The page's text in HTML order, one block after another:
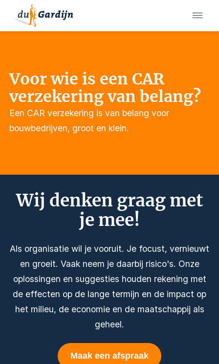
Voor wie is een CAR
verzekering van belang?
Een CAR verzekering is van belang voor
bouwbedrijven, groot en klein.
Wij denken graag met
je mee!
Als organisatie wil je vooruit. Je focust, vernieuwt
en groeit. Vaak neem je daarbij risico's. Onze
oplossingen en suggesties houden rekening met
de effecten op de lange termijn en de impact op
het milieu, de economie en de maatschappij als
geheel.
Maak een afspraak